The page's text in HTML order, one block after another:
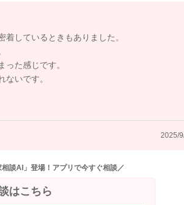
に腕があるといいと思います。
、足を動かされるとバランスが崩れてしまう
に左右交互で体重が乗るようなイメージで軽
しているときもありました。
た感じです。
いです。
2025/
談AI」登場！アプリで今すぐ相談／
はこちら